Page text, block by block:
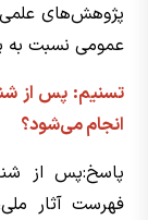
پژوهش‌های
عمومی نسبت به
تسنیم: پس از
انجام می‌شود؟
پاسخ:پس از
فهرست آثار